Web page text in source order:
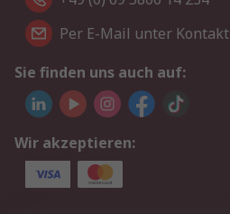
Per E-Mail unter Kontakt
Sie finden uns auch auf:
Wir akzeptieren: